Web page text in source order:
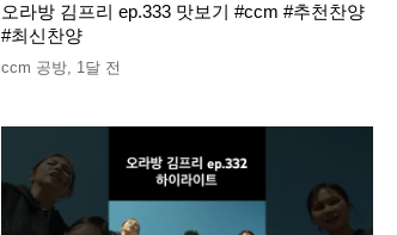
오라방 김프리 ep.333 맛보기 #ccm #추천찬양
#최신찬양
ccm 공방, 1달 전